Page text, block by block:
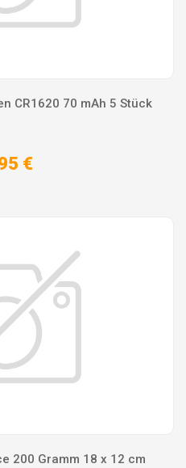
CR1620 70 mAh 5 Stück
€
200 Gramm 18 x 12 cm